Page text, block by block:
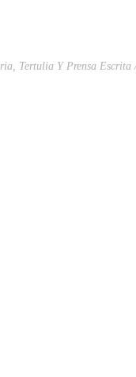
, Tertulia Y Prensa Escrita